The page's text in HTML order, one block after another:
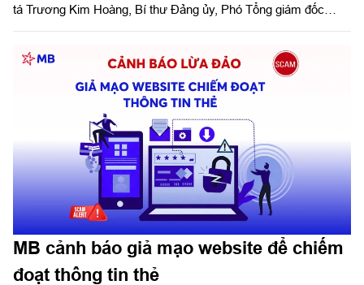
tá Trương Kim Hoàng, Bí thư Đảng ủy, Phó Tổng giám đốc
MB cảnh báo giả mạo website để chiếm
đoạt thông tin thẻ